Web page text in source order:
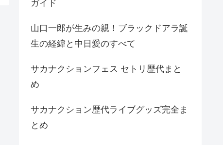
ガイド
山口一郎が生みの親！ブラックドアラ誕
生の経緯と中日愛のすべて
サカナクションフェス セトリ歴代まと
め
サカナクション歴代ライブグッズ完全ま
とめ